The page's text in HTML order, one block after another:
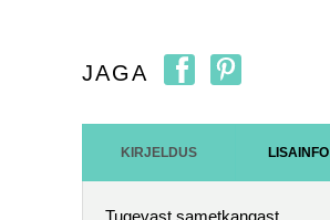
JAGA
KIRJELDUS LISAINFO
Tugevast sametkangast